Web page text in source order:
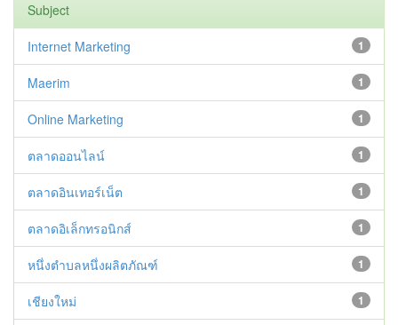
Subject
1
Internet Marketing
1
Maerim
1
Online Marketing
1
ตลาดออนไลน์
1
ตลาดอินเทอร์เน็ต
1
ตลาดอิเล็กทรอนิกส์
1
หนึ่งตำบลหนึ่งผลิตภัณฑ์
1
เชียงใหม่